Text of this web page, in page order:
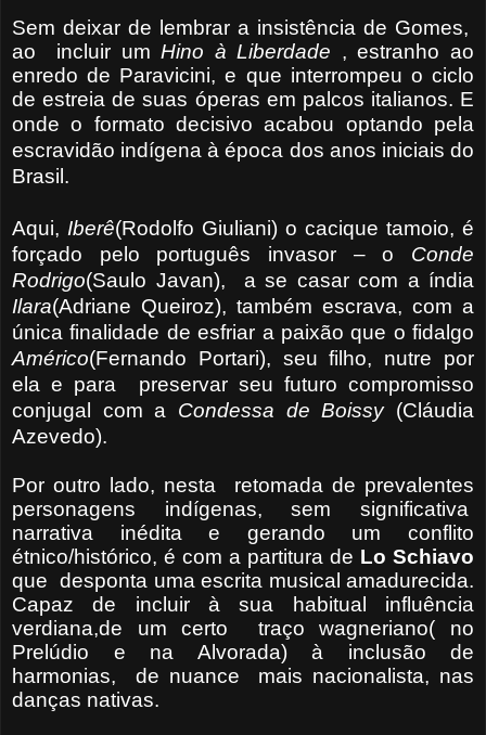
Sem deixar de lembrar a insistência de Gomes,
ao incluir umHino à Liberdade , estranho ao
enredo de Paravicini, e que interrompeu o ciclo
de estreia de suas óperas em palcos italianos. E
onde o formato decisivo acabou optando pela
escravidão indígena à época dos anos iniciais do
Brasil.
Aqui, Iberê(Rodolfo Giuliani) o cacique tamoio, é
forçado pelo português invasor – o Conde
Rodrigo(Saulo Javan), a se casar com a índia
Ilara(Adriane Queiroz), também escrava, com a
única finalidade de esfriar a paixão que o fidalgo
Américo(Fernando Portari), seu filho, nutre por
ela e para preservar seu futuro compromisso
conjugal com a Condessa de Boissy(Cláudia
Azevedo).
Por outro lado, nesta retomada de prevalentes
personagens indígenas, sem significativa
narrativa inédita e gerando um conflito
étnico/histórico, é com a partitura de Lo Schiavo
que desponta uma escrita musical amadurecida.
Capaz de incluir à sua habitual influência
verdiana,de um certo traço wagneriano( no
Prelúdio e na Alvorada) à inclusão de
harmonias, de nuance mais nacionalista, nas
danças nativas.